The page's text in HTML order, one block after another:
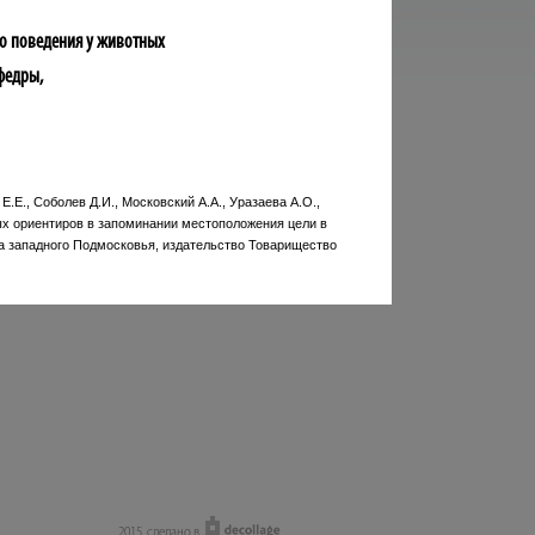
поведения у животных
Соболев Д.И., Московский А.А., Уразаева А.О.,
в запоминании местоположения цели в
Подмосковья, издательство Товарищество